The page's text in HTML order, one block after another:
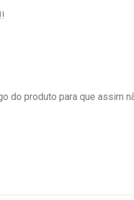
do produto para que assim